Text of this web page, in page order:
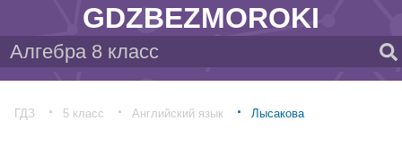
GDZBEZMOROKI
ГДЗ 5 класс Английский язык Лысакова